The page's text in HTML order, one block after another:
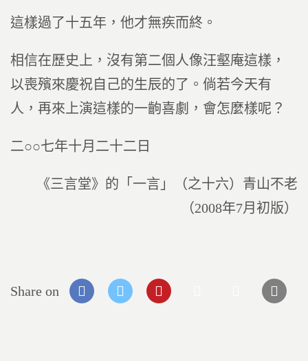
這樣過了十五年，他才無疾而終。
相信在歷史上，沒有第二個人像汪壑庵這樣，
以喪殯來慶祝自己的生辰的了。倘若今天有
人，再來上演這樣的一齣喜劇，會怎麼樣呢？
二○○七年十月二十二日
《三言堂》的「一言」（之十六）青山不老
（2008年7月初版）
Share on